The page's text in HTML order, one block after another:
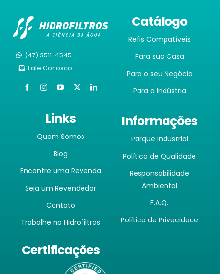
(47) 3511-4545
Fale Conosco
Catálogo
Refis Compatíveis
Para sua Casa
Para o seu Negócio
Para a Indústria
Links
Quem Somos
Blog
Encontre uma Revenda
Seja um Revendedor
Contato
Trabalhe na Hidrofiltros
Informações
Parque Industrial
Política de Qualidade
Responsabilidade
Ambiental
F.A.Q.
Política de Privacidade
Certificações